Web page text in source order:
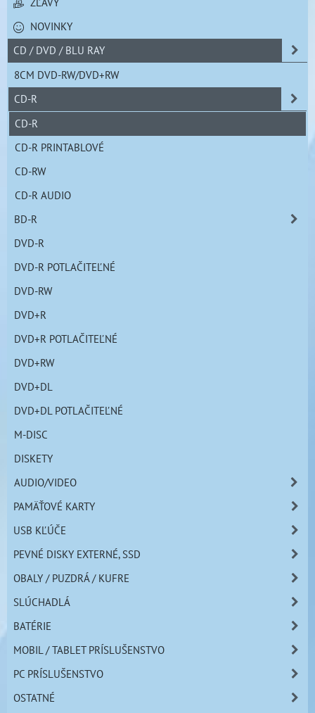
NOVINKY
CD / DVD / BLU RAY
8CM DVD-RW/DVD+RW
CD-R
CD-R
CD-R PRINTABLOVÉ
CD-RW
CD-R AUDIO
BD-R
DVD-R
DVD-R POTLAČITEĽNÉ
DVD-RW
DVD+R
DVD+R POTLAČITEĽNÉ
DVD+RW
DVD+DL
DVD+DL POTLAČITEĽNÉ
M-DISC
DISKETY
AUDIO/VIDEO
PAMÄŤOVÉ KARTY
USB KĽÚČE
PEVNÉ DISKY EXTERNÉ, SSD
OBALY / PUZDRÁ / KUFRE
SLÚCHADLÁ
BATÉRIE
MOBIL / TABLET PRÍSLUŠENSTVO
PC PRÍSLUŠENSTVO
OSTATNÉ